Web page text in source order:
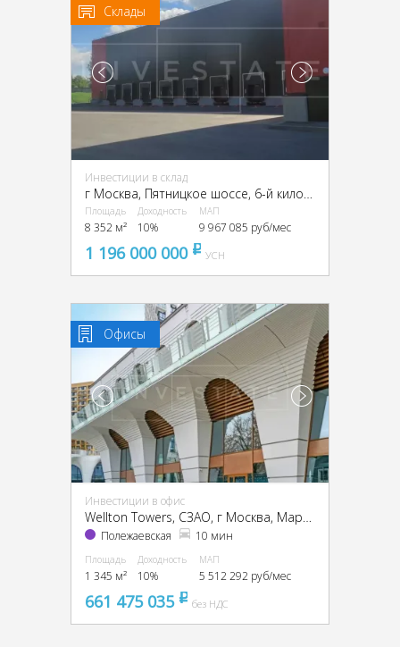
Склады
Инвестиции в склад
г Москва, Пятницкое шоссе, 6-й километр, г Москва, Пятницкое ш., 6
Площадь
8 352 м²
Доходность
10%
МАП
9 967 085 руб/мес
1 196 000 000 pуб
УСН
Офисы
Инвестиции в офис
Полежаевская 10 мин
Площадь
1 345 м²
Доходность
10%
МАП
5 512 292 руб/мес
661 475 035 pуббез НДС